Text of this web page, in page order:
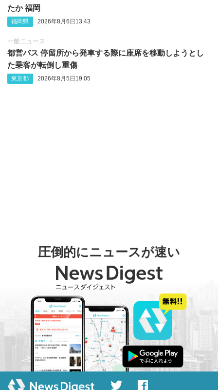
たか 福岡
福岡県 2026年8月6日13:43
一般ニュース
都営バス 停留所から発車する際に座席を移動しようとし
た乗客が転倒し重傷
東京都 2026年8月5日19:05
圧倒的にニュースが速い